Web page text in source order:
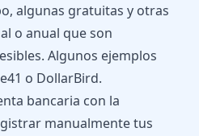
algunas gratuitas y otras
o anual que son
Algunos ejemplos
o DollarBird.
bancaria con la
manualmente tus